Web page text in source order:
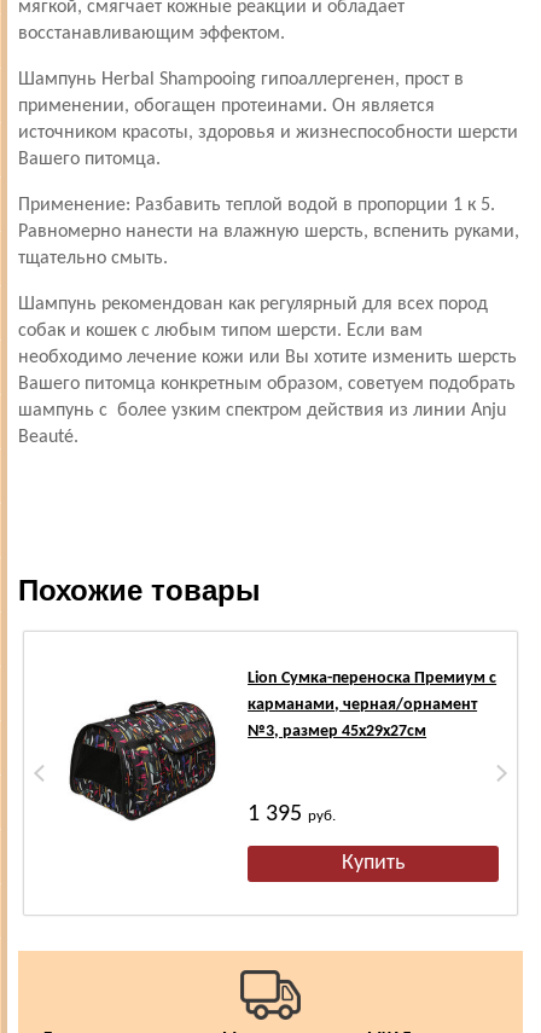
мягкой, смягчает кожные реакции и обладает
восстанавливающим эффектом.
Шампунь Herbal Shampooing гипоаллергенен, прост в
применении, обогащен протеинами. Он является
источником красоты, здоровья и жизнеспособности шерсти
Вашего питомца.
Применение: Разбавить теплой водой в пропорции 1 к 5.
Равномерно нанести на влажную шерсть, вспенить руками,
тщательно смыть.
Шампунь рекомендован как регулярный для всех пород
собак и кошек с любым типом шерсти. Если вам
необходимо лечение кожи или Вы хотите изменить шерсть
Вашего питомца конкретным образом, советуем подобрать
шампунь с более узким спектром действия из линии Anju
Beauté.
Похожие товары
Lion Сумка-переноска Премиум с
карманами, черная/орнамент
№3, размер 45х29х27см
1 395руб.